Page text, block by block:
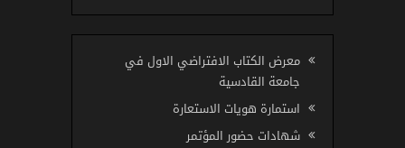
معرض الكتاب الافتراضي الاول في
جامعة القادسية
استمارة هويات الاستعارة
شهادات حضور المؤتمر